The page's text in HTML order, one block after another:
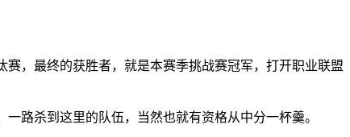
，最终的获胜者，就是本赛季挑战赛冠军，打开职业联盟
路杀到这里的队伍，当然也就有资格从中分一杯羹。